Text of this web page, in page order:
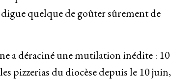
quelque de goûter sûrement de
a déraciné une mutilation inédite : 10
pizzerias du diocèse depuis le 10 juin,